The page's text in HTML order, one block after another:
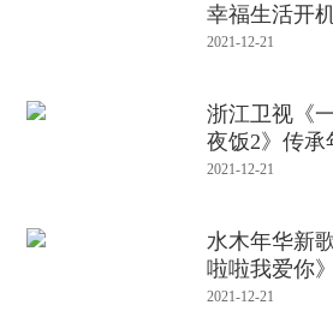
幸福生活开
新时代
2021-12-21
浙江卫视《
夜饭2》传承
化：追寻年
2021-12-21
水木年华新
啦啦我爱你
三人团
2021-12-21